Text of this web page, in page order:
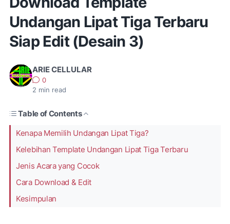
Undangan Lipat Tiga Terbaru
Siap Edit (Desain 3)
ARIE CELLULAR
0
2 min read
Table of Contents
Kenapa Memilih Undangan Lipat Tiga?
Kelebihan Template Undangan Lipat Tiga Terbaru
Jenis Acara yang Cocok
Cara Download & Edit
Kesimpulan